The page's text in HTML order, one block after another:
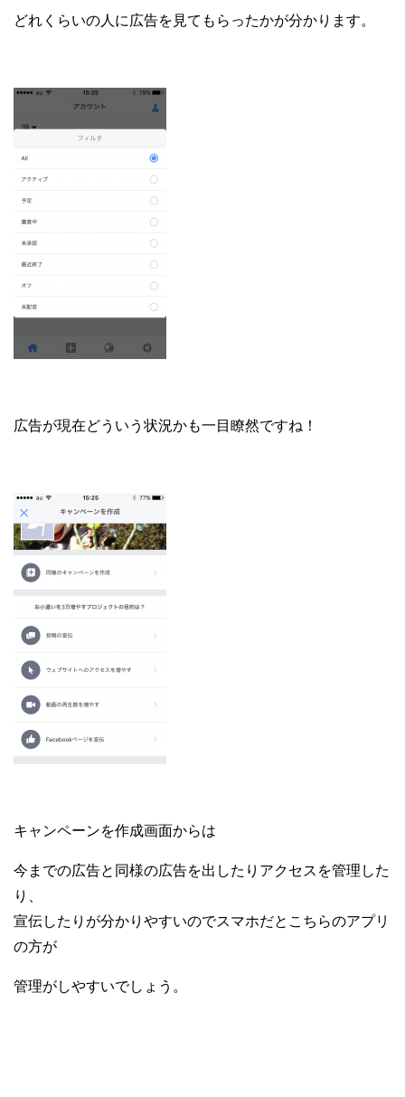
どれくらいの人に広告を見てもらったかが分かります。
広告が現在どういう状況かも一目瞭然ですね！
キャンペーンを作成画面からは
今までの広告と同様の広告を出したりアクセスを管理した
り、
宣伝したりが分かりやすいのでスマホだとこちらのアプリ
の方が
管理がしやすいでしょう。